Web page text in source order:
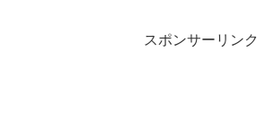
スポンサーリンク